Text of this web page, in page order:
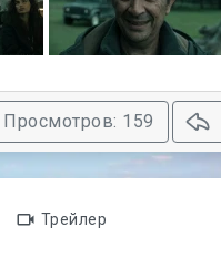
Просмотров: 159
Трейлер